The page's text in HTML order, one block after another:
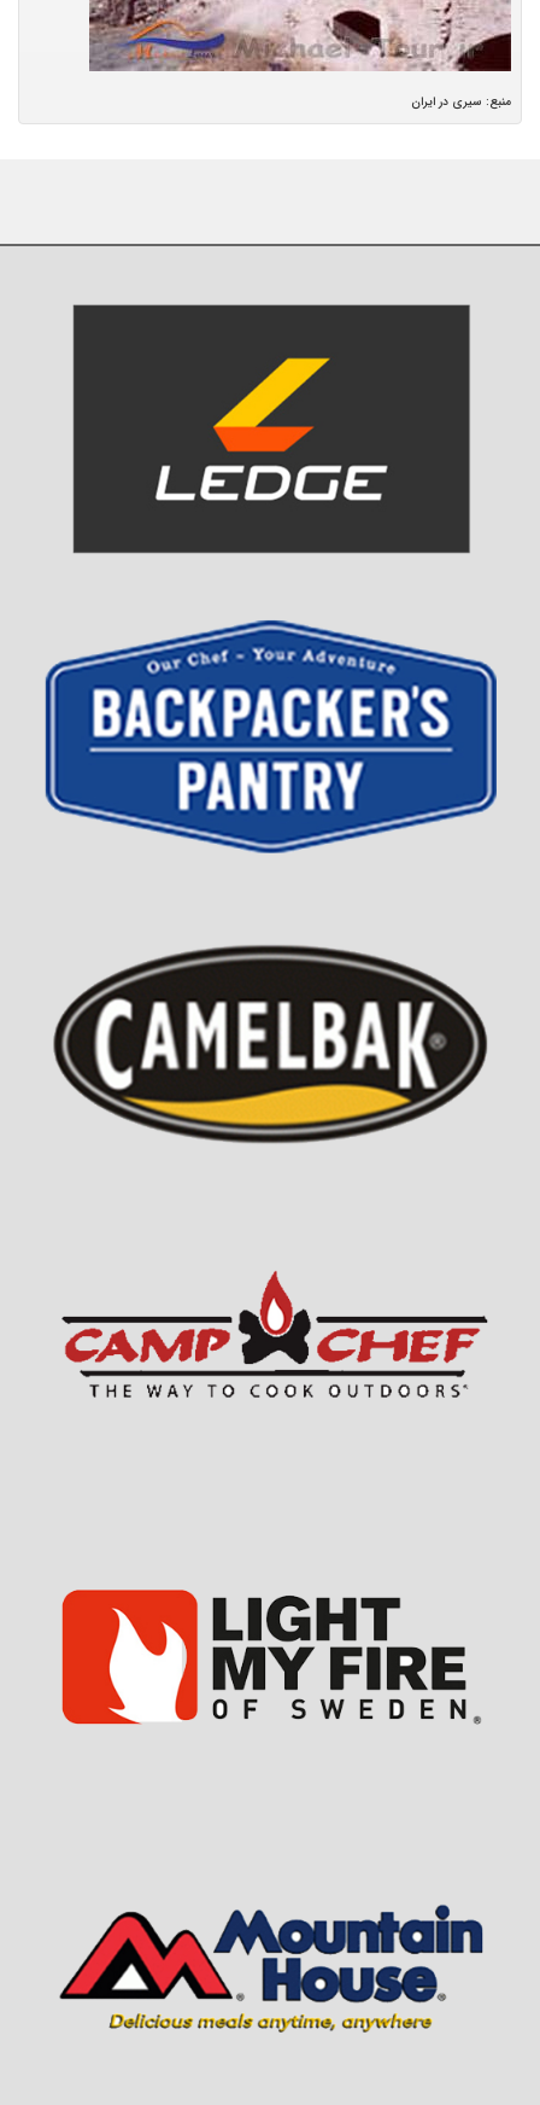
منبع: سیری در ایران